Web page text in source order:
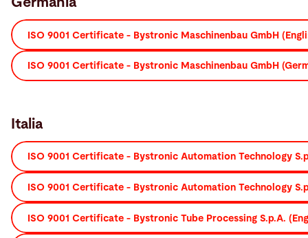
ISO 9001 Certificate - Bystronic Maschinenbau GmbH
ISO 9001 Certificate - Bystronic Maschinenbau GmbH
Italia
ISO 9001 Certificate - Bystronic Automation Technology
ISO 9001 Certificate - Bystronic Automation Technology
ISO 9001 Certificate - Bystronic Tube Processing S.p.A.